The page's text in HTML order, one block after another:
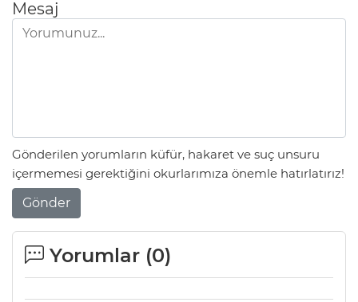
Mesaj
Gönderilen yorumların küfür, hakaret ve suç unsuru
içermemesi gerektiğini okurlarımıza önemle hatırlatırız!
Gönder
Yorumlar (0)